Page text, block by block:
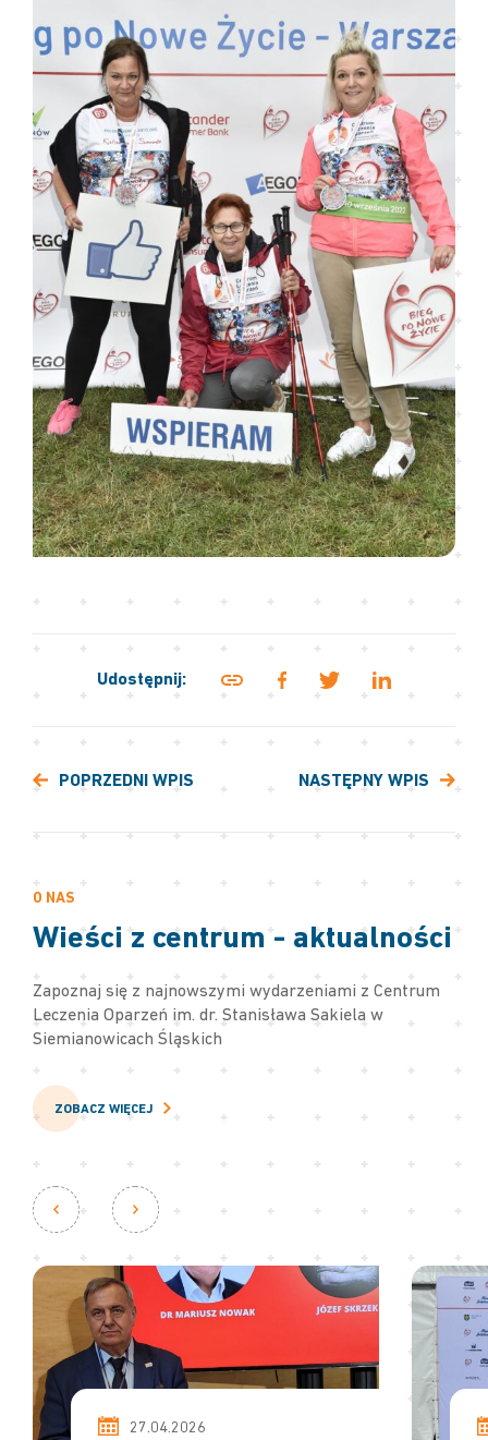
Udostępnij:
POPRZEDNI WPIS NASTĘPNY WPIS
O NAS
Wieści z centrum - aktualności
Zapoznaj się z najnowszymi wydarzeniami z Centrum
Leczenia Oparzeń im. dr. Stanisława Sakiela w
Siemianowicach Śląskich
ZOBACZ WIĘCEJ
27.04.2026